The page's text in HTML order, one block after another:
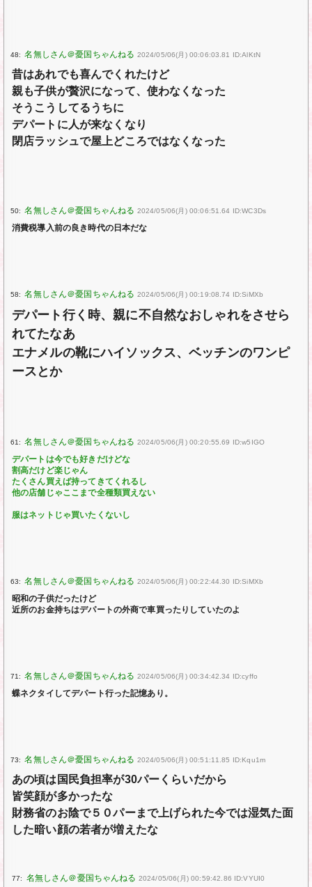
48: 2024/05/06(月) 00:06:03.81 ID:AlKtN
昔はあれでも喜んでくれたけど
親も子供が贅沢になって、使わなくなった
そうこうしてるうちに
デパートに人が来なくなり
閉店ラッシュで屋上どころではなくなった
50: 2024/05/06(月) 00:06:51.64 ID:WC3Ds
消費税導入前の良き時代の日本だな
58: 2024/05/06(月) 00:19:08.74 ID:SiMXb
デパート行く時、親に不自然なおしゃれをさせら
れてたなあ
エナメルの靴にハイソックス、ベッチンのワンピ
ースとか
61: 2024/05/06(月) 00:20:55.69 ID:w5IGO
デパートは今でも好きだけどな
割高だけど楽じゃん
たくさん買えば持ってきてくれるし
他の店舗じゃここまで全種類買えない
服はネットじゃ買いたくないし
63: 2024/05/06(月) 00:22:44.30 ID:SiMXb
昭和の子供だったけど
近所のお金持ちはデパートの外商で車買ったりしていたのよ
71: 2024/05/06(月) 00:34:42.34 ID:cyffo
蝶ネクタイしてデパート行った記憶あり。
73: 2024/05/06(月) 00:51:11.85 ID:Kqu1m
あの頃は国民負担率が30パーくらいだから
皆笑顔が多かったな
財務省のお陰で５０パーまで上げられた今では湿気た面
した暗い顔の若者が増えたな
77: 2024/05/06(月) 00:59:42.86 ID:VYUI0